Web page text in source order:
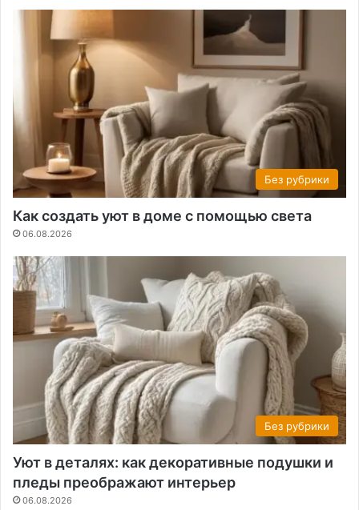
Без рубрики
Как создать уют в доме с помощью света
06.08.2026
Без рубрики
Уют в деталях: как декоративные подушки и
пледы преображают интерьер
06.08.2026